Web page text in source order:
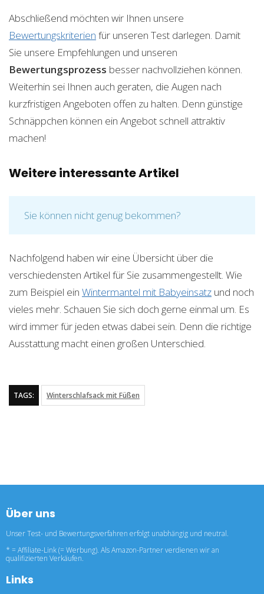
Abschließend möchten wir Ihnen unsere
Bewertungskriterien für unseren Test darlegen. Damit
Sie unsere Empfehlungen und unseren
Bewertungsprozess besser nachvollziehen können.
Weiterhin sei Ihnen auch geraten, die Augen nach
kurzfristigen Angeboten offen zu halten. Denn günstige
Schnäppchen können ein Angebot schnell attraktiv
machen!
Weitere interessante Artikel
Sie können nicht genug bekommen?
Nachfolgend haben wir eine Übersicht über die
verschiedensten Artikel für Sie zusammengestellt. Wie
zum Beispiel ein Wintermantel mit Babyeinsatz und noch
vieles mehr. Schauen Sie sich doch gerne einmal um. Es
wird immer für jeden etwas dabei sein. Denn die richtige
Ausstattung macht einen großen Unterschied.
TAGS: Winterschlafsack mit Füßen
Über uns
Unser Test- und Bewertungsverfahren erfolgt unabhängig und neutral.
* = Affiliate-Link (= Werbung). Als Amazon-Partner verdienen wir an
qualifizierten Verkäufen.
Links